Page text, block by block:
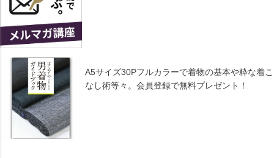
A5サイズ30Pフルカラーで着物の基本や粋な着こ
なし術等々。会員登録で無料プレゼント！